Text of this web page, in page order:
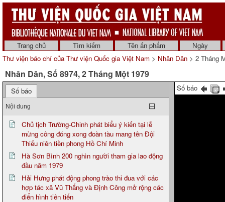
Trang chủ Tìm kiếm Tên ấn phẩm
Ngày
Thư viện báo chí của Thư viện Quốc gia Việt Nam > Nhân Dân > 2 Tháng
Nhân Dân, Số 8974, 2 Tháng Một 1979
Số báo
Nội dung
Chủ tịch Trường-Chinh phát biểu ý kiến tại lễ
mừng công đóng xong đoàn tàu mang tên Đội
Thiếu niên tiền phong Hồ Chí Minh
Hà Sơn Bình 200 nghìn người tham gia lao động
đầu năm 1979
Hải Hưng phát động phong trào thi đua với các
hợp tác xã Vũ Thắng và Định Công mở rộng các
điển hình tiên tiến
Số báo